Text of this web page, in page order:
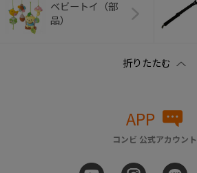
ベビートイ（部
品）
APP
コンビ 公式アカウント